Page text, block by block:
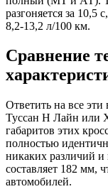
разгоняется за 10,5
8,2-13,2 л/100 км.
Сравнение
Ответить на все
Туссан Н Лайн или
габаритов этих
полностью
никаких различий
составляет 182 мм,
автомобилей.